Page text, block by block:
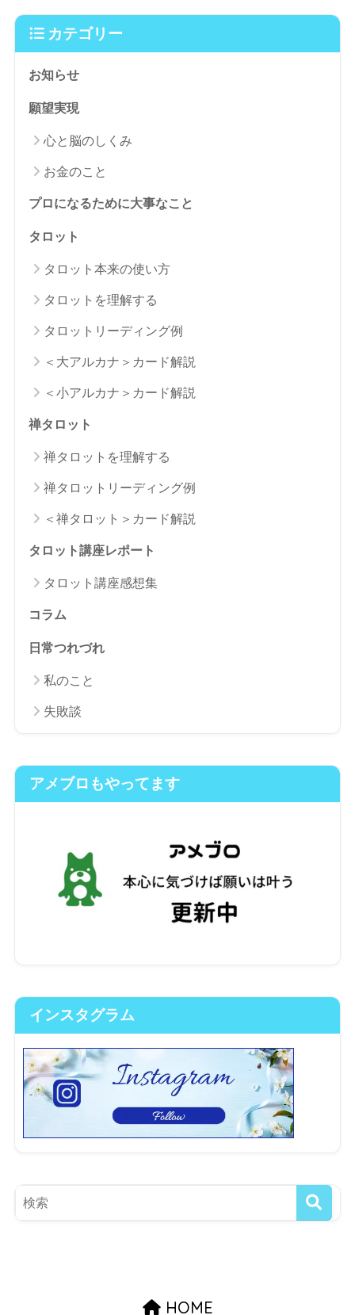
カテゴリー
お知らせ
願望実現
心と脳のしくみ
お金のこと
プロになるために大事なこと
タロット
タロット本来の使い方
タロットを理解する
タロットリーディング例
＜大アルカナ＞カード解説
＜小アルカナ＞カード解説
禅タロット
禅タロットを理解する
禅タロットリーディング例
＜禅タロット＞カード解説
タロット講座レポート
タロット講座感想集
コラム
日常つれづれ
私のこと
失敗談
アメブロもやってます
インスタグラム
HOME